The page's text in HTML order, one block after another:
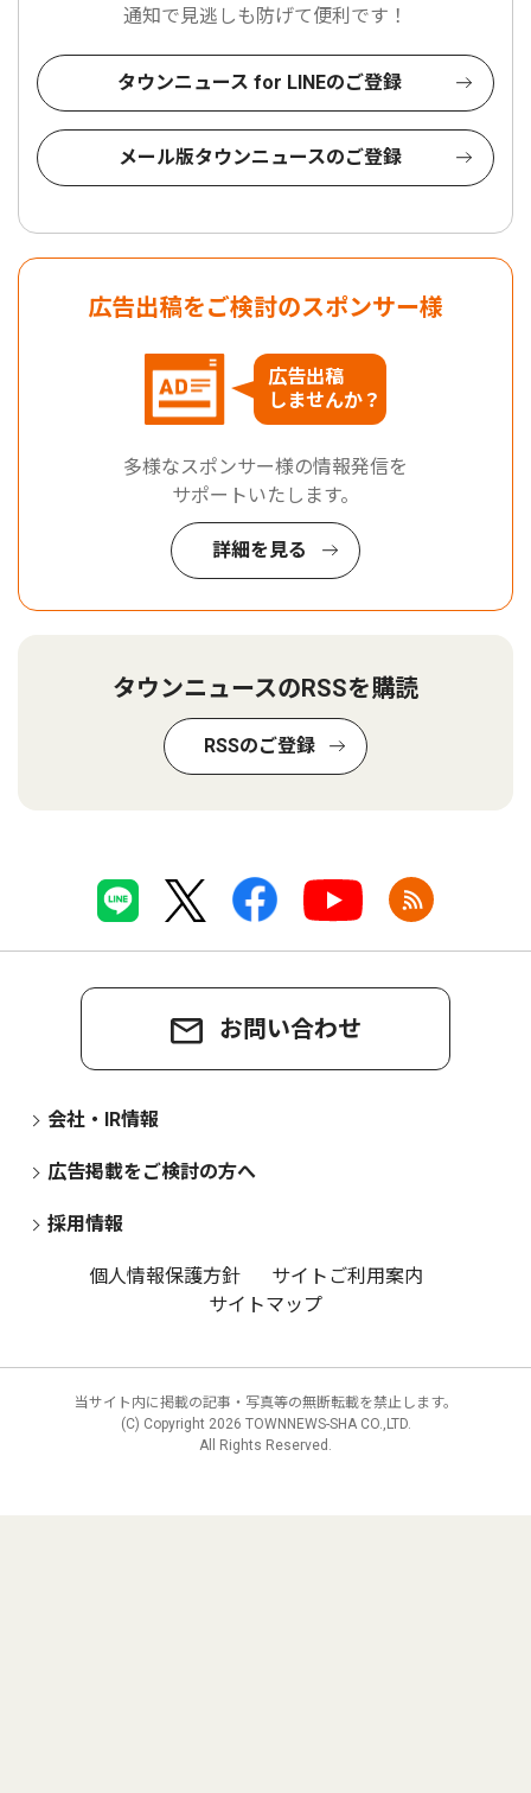
通知で見逃しも防げて便利です！
タウンニュース for LINEのご登録
メール版タウンニュースのご登録
広告出稿をご検討のスポンサー様
広告出稿
しませんか？
多様なスポンサー様の情報発信を
サポートいたします。
詳細を見る
タウンニュースのRSSを購読
RSSのご登録
お問い合わせ
会社・IR情報
広告掲載をご検討の方へ
採用情報
個人情報保護方針
サイトご利用案内
サイトマップ
当サイト内に掲載の記事・写真等の無断転載を禁止します。
(C) Copyright 2026 TOWNNEWS-SHA CO.,LTD.
All Rights Reserved.